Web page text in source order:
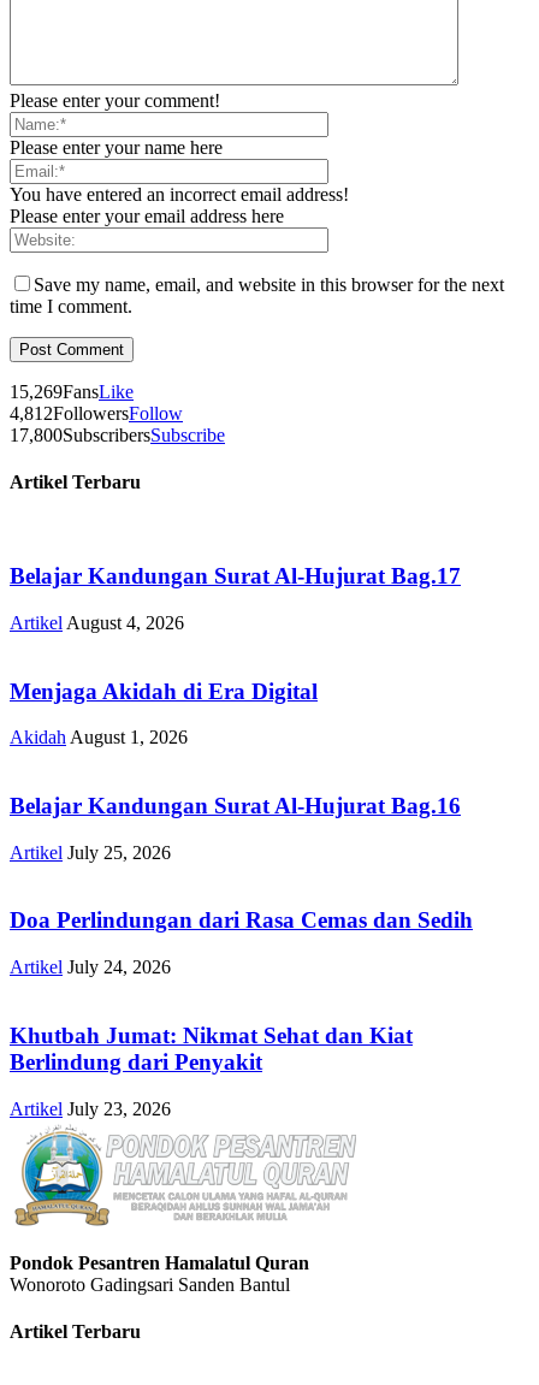
Please enter your comment!
Please enter your name here
You have entered an incorrect email address!
Please enter your email address here
Save my name, email, and website in this browser for the next
time I comment.
15,269FansLike
4,812FollowersFollow
17,800SubscribersSubscribe
Artikel Terbaru
Belajar Kandungan Surat Al-Hujurat Bag.17
Artikel August 4, 2026
Menjaga Akidah di Era Digital
Akidah August 1, 2026
Belajar Kandungan Surat Al-Hujurat Bag.16
Artikel July 25, 2026
Doa Perlindungan dari Rasa Cemas dan Sedih
Artikel July 24, 2026
Khutbah Jumat: Nikmat Sehat dan Kiat
Berlindung dari Penyakit
Artikel July 23, 2026
Pondok Pesantren Hamalatul Quran
Wonoroto Gadingsari Sanden Bantul
Artikel Terbaru